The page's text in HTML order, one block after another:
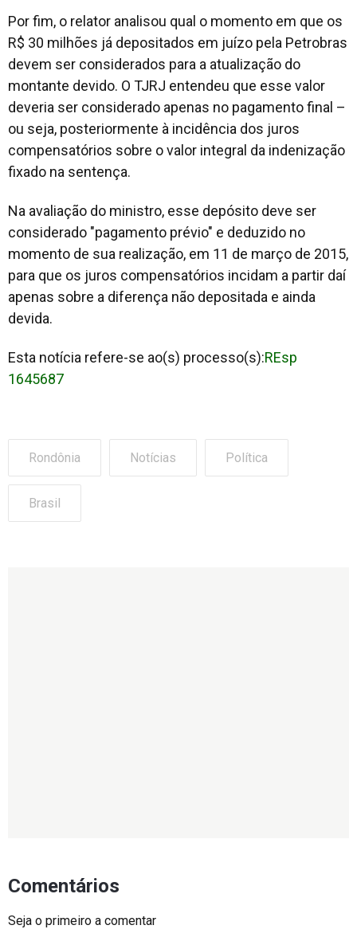
Por fim, o relator analisou qual o momento em que os
R$ 30 milhões já depositados em juízo pela Petrobras
devem ser considerados para a atualização do
montante devido. O TJRJ entendeu que esse valor
deveria ser considerado apenas no pagamento final –
ou seja, posteriormente à incidência dos juros
compensatórios sobre o valor integral da indenização
fixado na sentença.
Na avaliação do ministro, esse depósito deve ser
considerado "pagamento prévio" e deduzido no
momento de sua realização, em 11 de março de 2015,
para que os juros compensatórios incidam a partir daí
apenas sobre a diferença não depositada e ainda
devida.
Esta notícia refere-se ao(s) processo(s):REsp
1645687
Rondônia Notícias Política
Brasil
Comentários
Seja o primeiro a comentar